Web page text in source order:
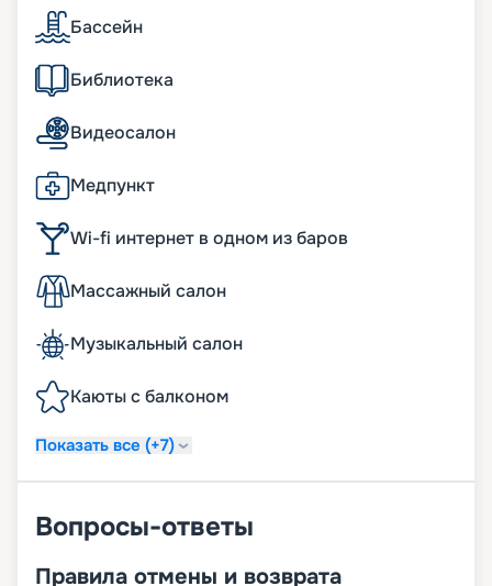
Бассейн
Библиотека
Видеосалон
Медпункт
Wi-fi интернет в одном из баров
Массажный салон
Музыкальный салон
Каюты с балконом
Показать все (+7)
Вопросы-ответы
Правила отмены и возврата